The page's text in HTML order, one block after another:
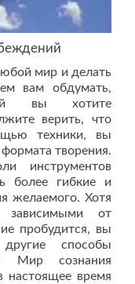
мир и делать
вам обдумать,
вы хотите
верить, что
техники, вы
творения.
инструментов
более гибкие и
желаемого. Хотя
зависимыми от
пробудится, вы
способы
Мир сознания
настоящее время